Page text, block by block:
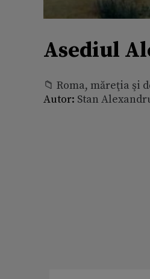
Asediul
📁 Roma, măreţia şi
Autor: Stan